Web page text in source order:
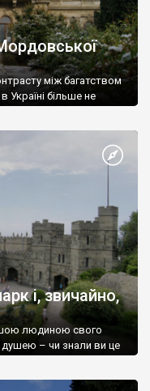
між багатством
Україні більше не
і, звичайно,
людиною свого
душею – чи знали ви це